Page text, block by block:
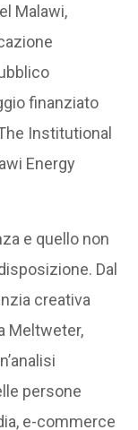
Malawi,
finanziato
Institutional
Energy
e quello non
Dal
creativa
Meltweter,
persone
e-commerce